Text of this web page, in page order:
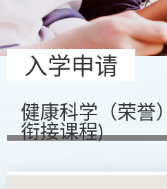
入学申请
健康科学（荣誉
衔接课程)